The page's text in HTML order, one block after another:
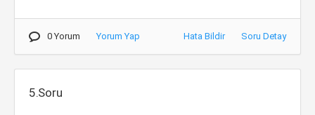
0 Yorum Yorum Yap Hata Bildir Soru Detay
5.Soru